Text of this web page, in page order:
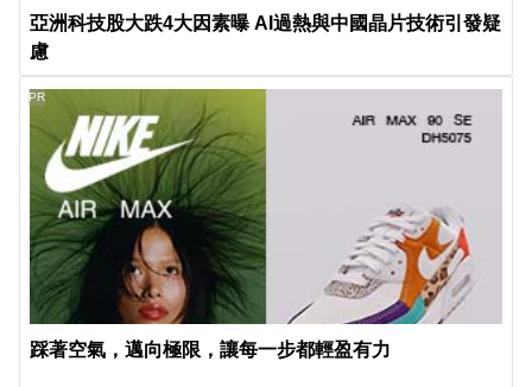
亞洲科技股大跌4大因素曝 AI過熱與中國晶片技術引發疑
慮
踩著空氣，邁向極限，讓每一步都輕盈有力
PR